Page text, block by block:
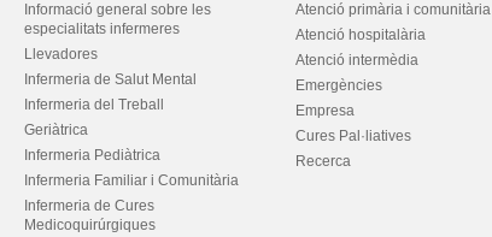
Informació general sobre les
especialitats infermeres
Llevadores
Infermeria de Salut Mental
Infermeria del Treball
Geriàtrica
Infermeria Pediàtrica
Infermeria Familiar i Comunitària
Infermeria de Cures
Medicoquirúrgiques
Atenció primària i comunitària
Atenció hospitalària
Atenció intermèdia
Emergències
Empresa
Cures Pal·liatives
Recerca